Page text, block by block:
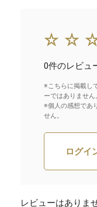
0件のレビュ
※こちらに掲載し
ーではありません
※個人の感想であ
せん。
ログイ
レビューはありま